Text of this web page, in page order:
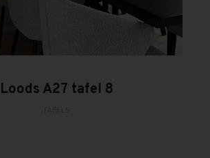
Loods A27 tafel 8